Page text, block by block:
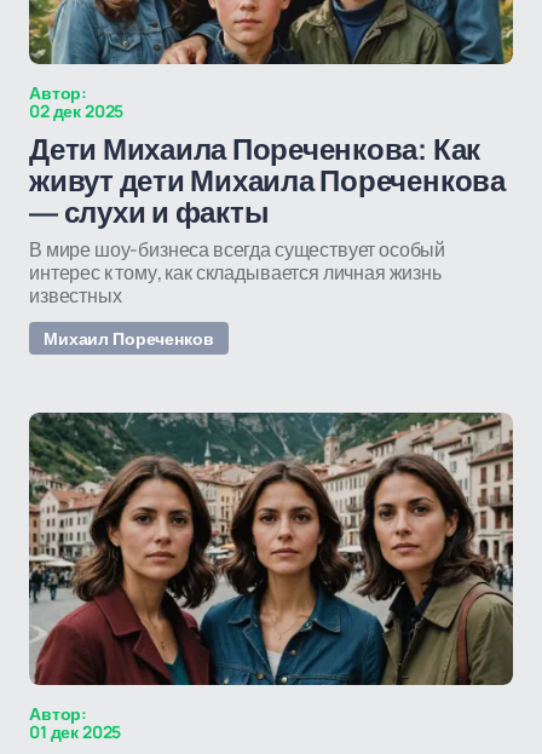
Автор:
02 дек 2025
Дети Михаила Пореченкова: Как
живут дети Михаила Пореченкова
— слухи и факты
В мире шоу-бизнеса всегда существует особый
интерес к тому, как складывается личная жизнь
известных
Михаил Пореченков
Автор:
01 дек 2025